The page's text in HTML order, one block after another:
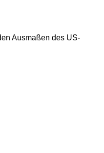
Ausmaßen des US-